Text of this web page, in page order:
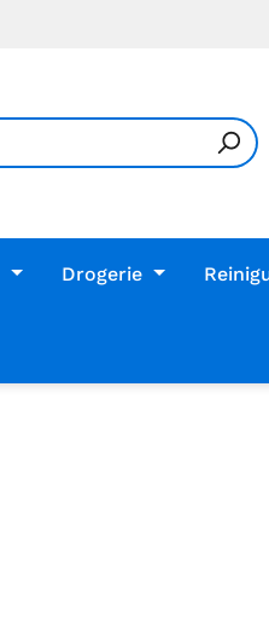
Drogerie